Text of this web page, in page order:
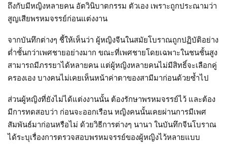
ถึงกับมีหญิงหลายคน อัตวินิบาตกรรม ตัวเอง เพราะถูกประณามว่า
สูญเสียพรหมจรรย์ก่อนแต่งงาน
จากบันทึกต่างๆ ชี้ให้เห็นว่า ผู้หญิงจีนในสมัยโบราณถูกปฏิบัติอย่าง
ต่ำชั้นกว่าเพศชายอย่างมาก ขณะที่เพศชายโดยเฉพาะในชนชั้นสูง
สามารถมีภรรยาได้หลายคน แต่ผู้หญิงหลายคนไม่มีสิทธิ์จะเลือกคู่
ครองเอง บางคนไม่เคยเห็นหน้าค่าตาของสามีมาก่อนด้วยซ้ำไป
ส่วนผู้หญิงที่ยังไม่ได้แต่งงานนั้น ต้องรักษาพรหมจรรย์ไว้ และต้อง
มีการทดสอบว่า ก่อนจะออกเรือน หญิงคนนั้นเคยผ่านการมีเพศ
สัมพันธ์มาก่อนหรือไม่ ด้วยวิธีการต่างๆ นานา ในบันทึกจีนโบราณ
ได้ระบุเรื่องการตรวจสอบพรหมจรรย์ของผู้หญิงไว้หลายแบบ